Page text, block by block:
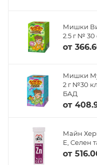
Мишки
2.5 г № 30
от
Мишки
2 г №30
БАД
от
Майн
Е, Селен
от